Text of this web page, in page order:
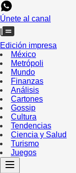
Únete al canal
Edición impresa
México
Metrópoli
Mundo
Finanzas
Análisis
Cartones
Gossip
Cultura
Tendencias
Ciencia y Salud
Turismo
Juegos